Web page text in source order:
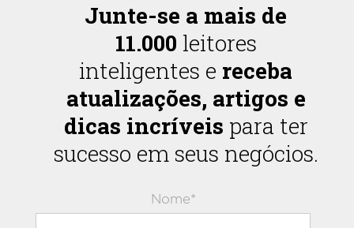
Junte-se a mais de
11.000 leitores
inteligentes e receba
atualizações, artigos e
dicas incríveis para ter
sucesso em seus negócios.
Nome*